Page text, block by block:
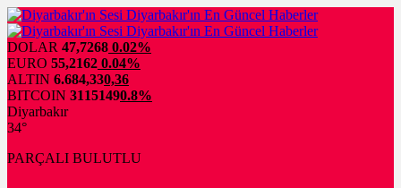
DOLAR 47,7268 0.02%
EURO 55,2162 0.04%
ALTIN 6.684,330,36
BITCOIN 31151490.8%
Diyarbakır
34°
PARÇALI BULUTLU